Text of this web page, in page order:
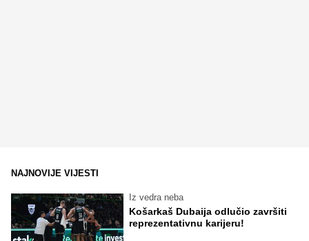
NAJNOVIJE VIJESTI
Iz vedra neba
Košarkaš Dubaija odlučio završiti
reprezentativnu karijeru!